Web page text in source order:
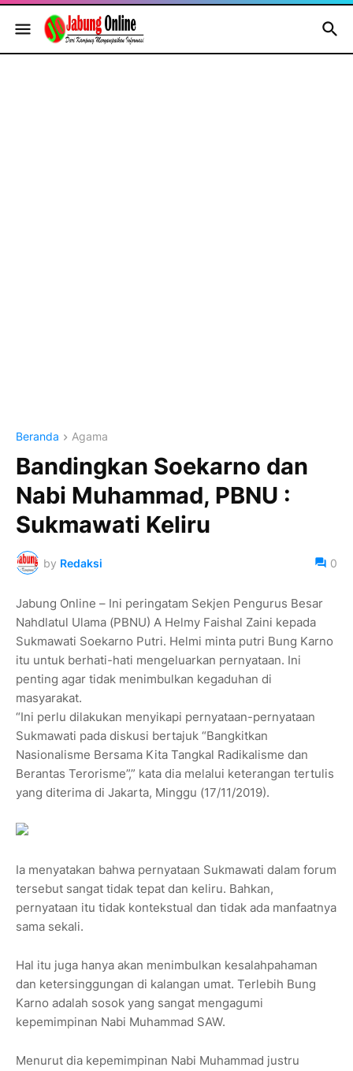
Beranda Agama
Bandingkan Soekarno dan
Nabi Muhammad, PBNU :
Sukmawati Keliru
by Redaksi 0
Jabung Online – Ini peringatam Sekjen Pengurus Besar
Nahdlatul Ulama (PBNU) A Helmy Faishal Zaini kepada
Sukmawati Soekarno Putri. Helmi minta putri Bung Karno
itu untuk berhati-hati mengeluarkan pernyataan. Ini
penting agar tidak menimbulkan kegaduhan di
masyarakat.
“Ini perlu dilakukan menyikapi pernyataan-pernyataan
Sukmawati pada diskusi bertajuk “Bangkitkan
Nasionalisme Bersama Kita Tangkal Radikalisme dan
Berantas Terorisme”,” kata dia melalui keterangan tertulis
yang diterima di Jakarta, Minggu (17/11/2019).
Ia menyatakan bahwa pernyataan Sukmawati dalam forum
tersebut sangat tidak tepat dan keliru. Bahkan,
pernyataan itu tidak kontekstual dan tidak ada manfaatnya
sama sekali.
Hal itu juga hanya akan menimbulkan kesalahpahaman
dan ketersinggungan di kalangan umat. Terlebih Bung
Karno adalah sosok yang sangat mengagumi
kepemimpinan Nabi Muhammad SAW.
Menurut dia kepemimpinan Nabi Muhammad justru